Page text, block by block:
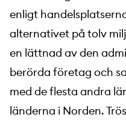
enligt
alternativet på tolv
en lättnad av den
berörda företag och
med de flesta andra
länderna i Norden.